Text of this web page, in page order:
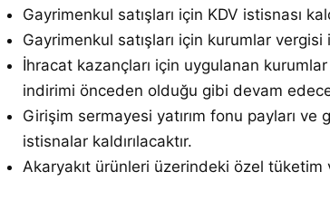
Gayrimenkul satışları için KDV istisnası
Gayrimenkul satışları için kurumlar
İhracat kazançları için uygulanan
indirimi önceden olduğu gibi devam
Girişim sermayesi yatırım fonu payları ve
istisnalar kaldırılacaktır.
Akaryakıt ürünleri üzerindeki özel tüketim